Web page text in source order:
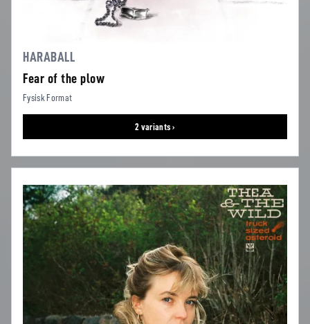
HARABALL
Fear of the plow
Fysisk Format
2 variants ›